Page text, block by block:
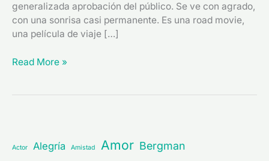
generalizada aprobación del público. Se ve con agrado,
con una sonrisa casi permanente. Es una road movie,
una película de viaje […]
Read More »
Actor Alegría Amistad Amor Bergman